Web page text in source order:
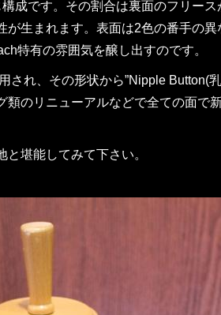
成です。その割合は裏面のフリー
生まれます。表面は2色の番手の
特有の雰囲気を醸し出すのです。
され、その形状から”Nipple Button(
のリニューアルなどで全ての面で
堪能してみて下さい。